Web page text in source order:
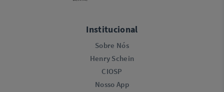
Institucional
Sobre Nós
Henry Schein
CIOSP
Nosso App